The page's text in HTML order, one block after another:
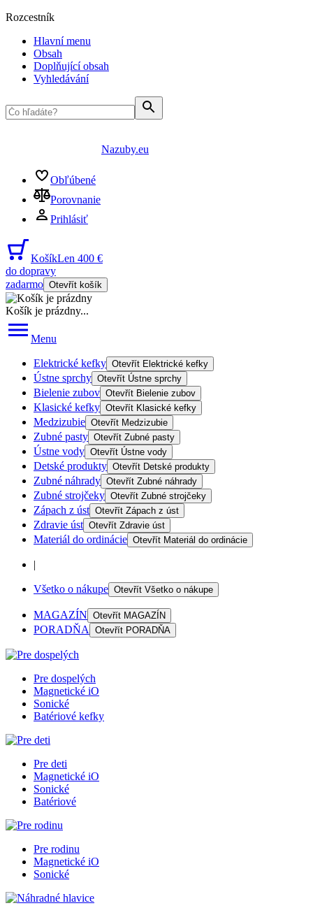
Rozcestník
Hlavní menu
Obsah
Doplňující obsah
Vyhledávání
Nazuby.eu
Obľúbené
Porovnanie
Prihlásiť
KošíkLen 400 €
do dopravy
zadarmo Otevřít košík
Košík je prázdny...
Menu
Elektrické kefky Otevřít Elektrické kefky
Ústne sprchy Otevřít Ústne sprchy
Bielenie zubov Otevřít Bielenie zubov
Klasické kefky Otevřít Klasické kefky
Medzizubie Otevřít Medzizubie
Zubné pasty Otevřít Zubné pasty
Ústne vody Otevřít Ústne vody
Detské produkty Otevřít Detské produkty
Zubné náhrady Otevřít Zubné náhrady
Zubné strojčeky Otevřít Zubné strojčeky
Zápach z úst Otevřít Zápach z úst
Zdravie úst Otevřít Zdravie úst
Materiál do ordinácie Otevřít Materiál do ordinácie
|
Všetko o nákupe Otevřít Všetko o nákupe
MAGAZÍN Otevřít MAGAZÍN
PORADŇA Otevřít PORADŇA
Pre dospelých
Magnetické iO
Sonické
Batériové kefky
Pre deti
Magnetické iO
Sonické
Batériové
Pre rodinu
Magnetické iO
Sonické